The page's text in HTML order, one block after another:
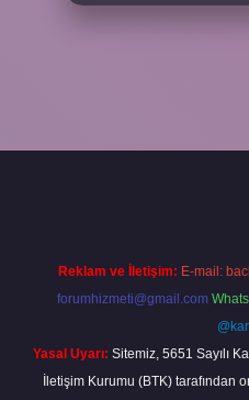
Reklam ve İletişim: E-mail:
forumhizmeti@gmail.com
Yasal Uyarı: Sitemiz, 5651 Sayılı
İletişim Kurumu (BTK) tarafından